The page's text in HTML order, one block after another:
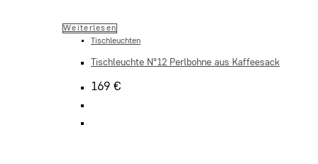
Weiterlesen
Tischleuchten
Tischleuchte N°12 Perlbohne aus Kaffeesack
169 €